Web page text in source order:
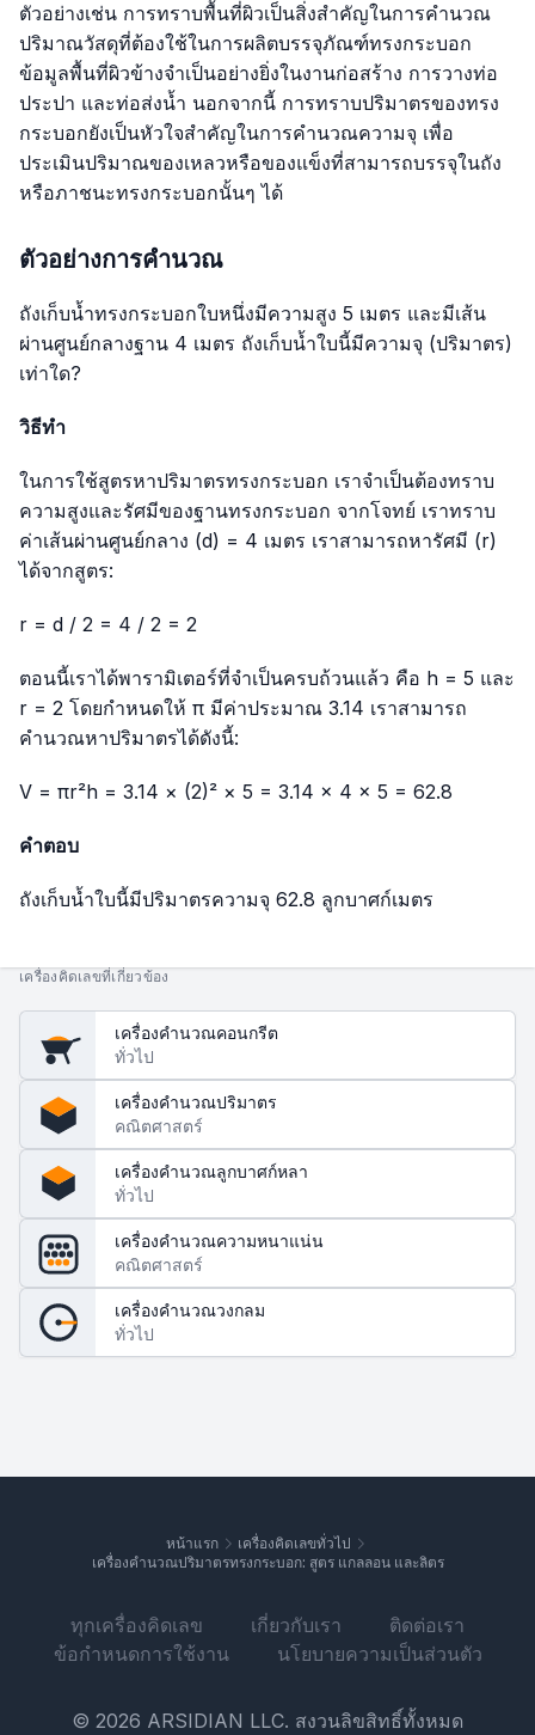
ตัวอย่างเช่น การทราบพื้นที่ผิวเป็นสิ่งสำคัญในการคำนวณ
ปริมาณวัสดุที่ต้องใช้ในการผลิตบรรจุภัณฑ์ทรงกระบอก
ข้อมูลพื้นที่ผิวข้างจำเป็นอย่างยิ่งในงานก่อสร้าง การวางท่อ
ประปา และท่อส่งน้ำ นอกจากนี้ การทราบปริมาตรของทรง
กระบอกยังเป็นหัวใจสำคัญในการคำนวณความจุ เพื่อ
ประเมินปริมาณของเหลวหรือของแข็งที่สามารถบรรจุในถัง
หรือภาชนะทรงกระบอกนั้นๆ ได้
ตัวอย่างการคำนวณ
ถังเก็บน้ำทรงกระบอกใบหนึ่งมีความสูง 5 เมตร และมีเส้น
ผ่านศูนย์กลางฐาน 4 เมตร ถังเก็บน้ำใบนี้มีความจุ (ปริมาตร)
เท่าใด?
วิธีทำ
ในการใช้สูตรหาปริมาตรทรงกระบอก เราจำเป็นต้องทราบ
ความสูงและรัศมีของฐานทรงกระบอก จากโจทย์ เราทราบ
ค่าเส้นผ่านศูนย์กลาง (d) = 4 เมตร เราสามารถหารัศมี (r)
ได้จากสูตร:
r = d / 2 = 4 / 2 = 2
ตอนนี้เราได้พารามิเตอร์ที่จำเป็นครบถ้วนแล้ว คือ h = 5 และ
r = 2 โดยกำหนดให้ π มีค่าประมาณ 3.14 เราสามารถ
คำนวณหาปริมาตรได้ดังนี้:
V = πr²h = 3.14 × (2)² × 5 = 3.14 × 4 × 5 = 62.8
คำตอบ
ถังเก็บน้ำใบนี้มีปริมาตรความจุ 62.8 ลูกบาศก์เมตร
เครื่องคิดเลขที่เกี่ยวข้อง
เครื่องคำนวณคอนกรีต
ทั่วไป
เครื่องคำนวณปริมาตร
คณิตศาสตร์
เครื่องคำนวณลูกบาศก์หลา
ทั่วไป
เครื่องคำนวณความหนาแน่น
คณิตศาสตร์
เครื่องคำนวณวงกลม
ทั่วไป
หน้าแรก
เครื่องคิดเลขทั่วไป
เครื่องคำนวณปริมาตรทรงกระบอก: สูตร แกลลอน และลิตร
ทุกเครื่องคิดเลข เกี่ยวกับเรา
ติดต่อเรา
ข้อกำหนดการใช้งาน
นโยบายความเป็นส่วนตัว
© 2026 ARSIDIAN LLC. สงวนลิขสิทธิ์ทั้งหมด